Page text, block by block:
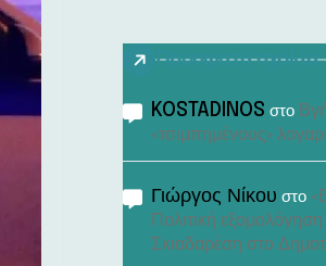
Πρόσφατα σχόλια
KOSTADINOS στο
«τσιμπημένους»
Γιώργος Νίκου στο
Πολιτική
Σκιαδαρέση στο